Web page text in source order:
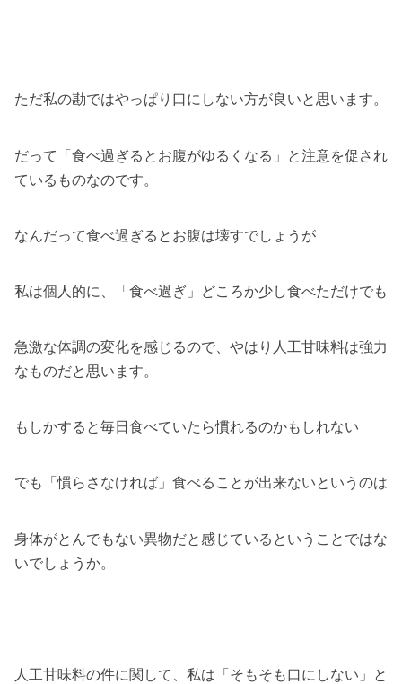
ただ私の勘ではやっぱり口にしない方が良いと思います。
だって「食べ過ぎるとお腹がゆるくなる」と注意を促され
ているものなのです。
なんだって食べ過ぎるとお腹は壊すでしょうが
私は個人的に、「食べ過ぎ」どころか少し食べただけでも
急激な体調の変化を感じるので、やはり人工甘味料は強力
なものだと思います。
もしかすると毎日食べていたら慣れるのかもしれない
でも「慣らさなければ」食べることが出来ないというのは
身体がとんでもない異物だと感じているということではな
いでしょうか。
人工甘味料の件に関して、私は「そもそも口にしない」と